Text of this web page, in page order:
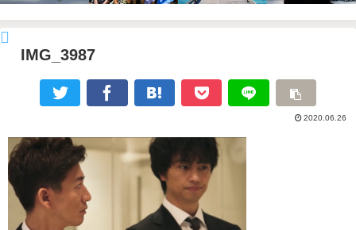
IMG_3987
2020.06.26